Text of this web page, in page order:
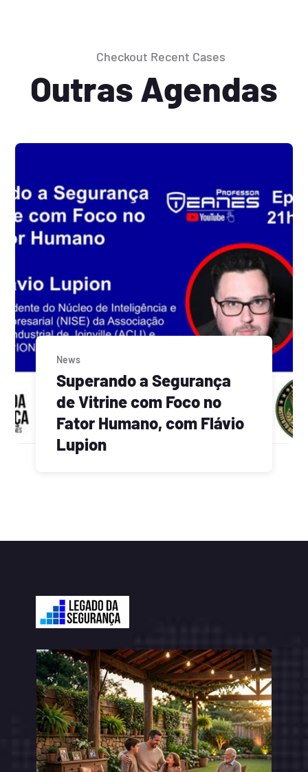
Checkout Recent Cases
Outras Agendas
News
Superando a Segurança
de Vitrine com Foco no
Fator Humano, com Flávio
Lupion